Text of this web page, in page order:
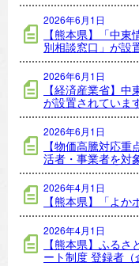
2026年6月1日
【熊本県】「中
別相談窓口」が設
2026年6月1日
【経済産業省】
が設置されていま
2026年6月1日
【物価高騰対応
活者・事業者を対
2026年4月1日
【熊本県】「よか
2026年4月1日
【熊本県】ふる
ート制度 登録者（